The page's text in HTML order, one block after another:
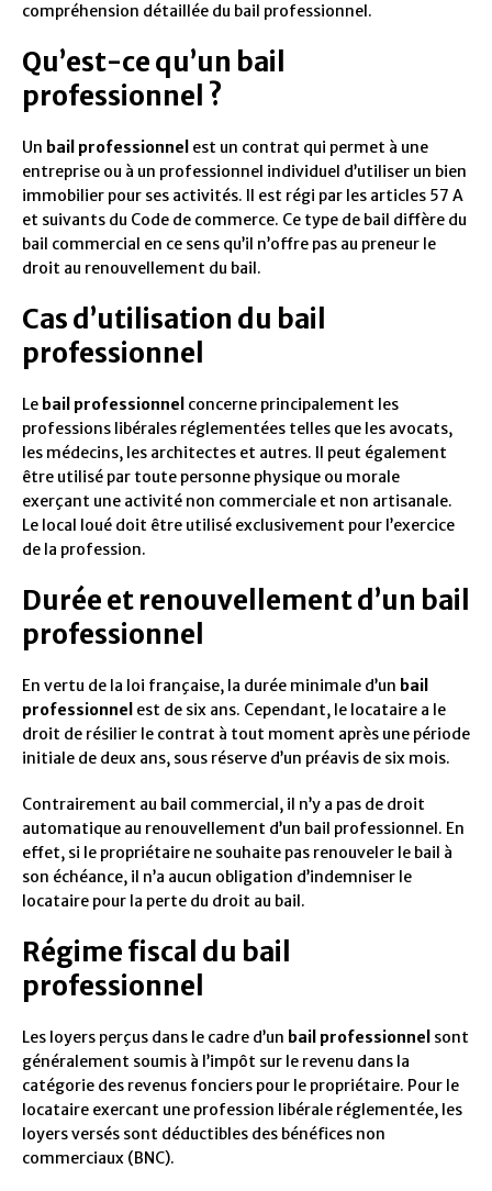
compréhension détaillée du bail professionnel.
Qu’est-ce qu’un bail
professionnel ?
Un bail professionnel est un contrat qui permet à une
entreprise ou à un professionnel individuel d’utiliser un bien
immobilier pour ses activités. Il est régi par les articles 57 A
et suivants du Code de commerce. Ce type de bail diffère du
bail commercial en ce sens qu’il n’offre pas au preneur le
droit au renouvellement du bail.
Cas d’utilisation du bail
professionnel
Le bail professionnel concerne principalement les
professions libérales réglementées telles que les avocats,
les médecins, les architectes et autres. Il peut également
être utilisé par toute personne physique ou morale
exerçant une activité non commerciale et non artisanale.
Le local loué doit être utilisé exclusivement pour l’exercice
de la profession.
Durée et renouvellement d’un bail
professionnel
En vertu de la loi française, la durée minimale d’un bail
professionnel est de six ans. Cependant, le locataire a le
droit de résilier le contrat à tout moment après une période
initiale de deux ans, sous réserve d’un préavis de six mois.
Contrairement au bail commercial, il n’y a pas de droit
automatique au renouvellement d’un bail professionnel. En
effet, si le propriétaire ne souhaite pas renouveler le bail à
son échéance, il n’a aucun obligation d’indemniser le
locataire pour la perte du droit au bail.
Régime fiscal du bail
professionnel
Les loyers perçus dans le cadre d’un bail professionnel sont
généralement soumis à l’impôt sur le revenu dans la
catégorie des revenus fonciers pour le propriétaire. Pour le
locataire exercant une profession libérale réglementée, les
loyers versés sont déductibles des bénéfices non
commerciaux (BNC).